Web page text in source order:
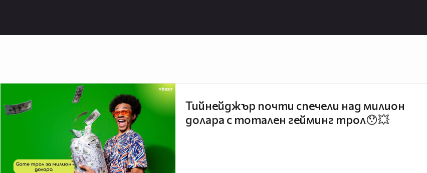
Тийнейджър почти спечели над милион
долара с тотален гейминг трол😯💥